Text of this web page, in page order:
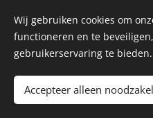
24-11-2025
Wolken,
Wij gebruiken cookies om
functioneren en te
gebruikerservaring te bieden.
Accepteer alleen